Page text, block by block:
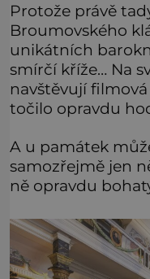
Protože právě
Broumovského
unikátních
smírčí kříže… Na
navštěvují
točilo opravdu
A u památek
samozřejmě jen
ně opravdu